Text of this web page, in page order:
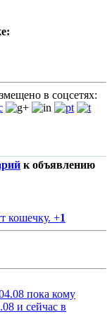
в соцсетях:
к объявлению
кошечку. +1
пока кому
и сейчас в